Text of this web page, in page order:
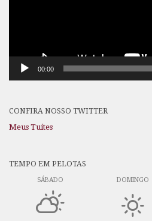
00:00
CONFIRA NOSSO TWITTER
Meus Tuítes
TEMPO EM PELOTAS
SÁBADO DOMINGO